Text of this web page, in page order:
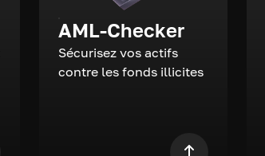
AML-Checker
Sécurisez vos actifs
contre les fonds illicites